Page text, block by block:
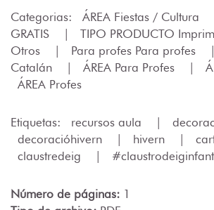
Categorias: ÁREA Fiestas / Cultura
GRATIS
| TIPO PRODUCTO
Otros
| Para profes Para profes |
Catalán
| ÁREA Para Profes |
ÁREA Profes
Etiquetas: recursos aula |
decoracióhivern
| hivern |
claustredeig
|
Número de páginas: 1